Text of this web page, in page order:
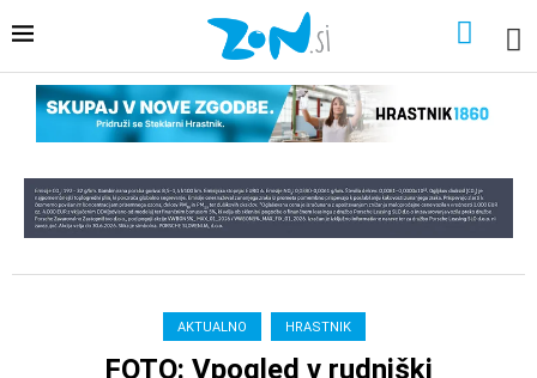
AKTUALNO HRASTNIK
FOTO: Vpogled v rudniški